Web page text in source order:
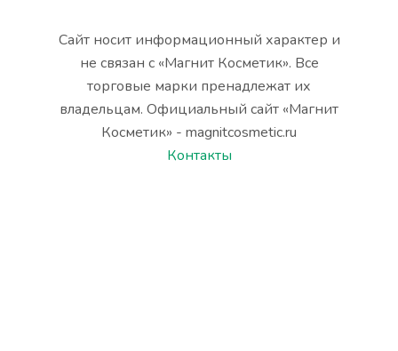
Сайт носит информационный характер и
не связан с «Магнит Косметик». Все
торговые марки пренадлежат их
владельцам. Официальный сайт «Магнит
Косметик» - magnitcosmetic.ru
Контакты